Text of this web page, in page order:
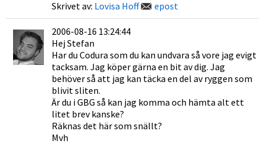
Skrivet av: Lovisa Hoff epost
2006-08-16 13:24:44
Hej Stefan
Har du Codura som du kan undvara så vore jag evigt
tacksam. Jag köper gärna en bit av dig. Jag
behöver så att jag kan täcka en del av ryggen som
blivit sliten.
Är du i GBG så kan jag komma och hämta alt ett
litet brev kanske?
Räknas det här som snällt?
Mvh